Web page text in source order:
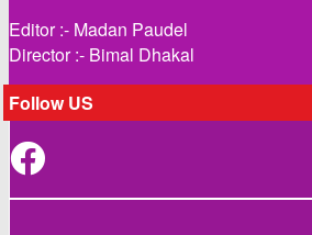
Editor :- Madan Paudel
Director :- Bimal Dhakal
Follow US